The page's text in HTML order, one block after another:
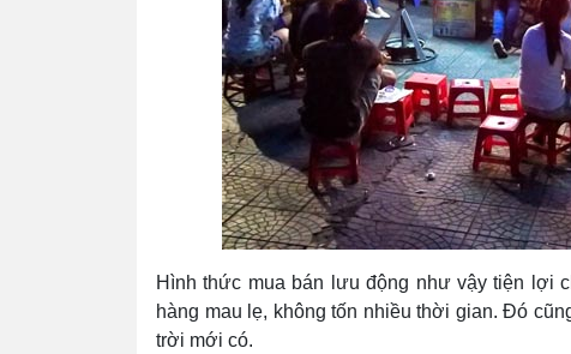
Hình thức mua bán lưu động như vậy tiện lợi
hàng mau lẹ, không tốn nhiều thời gian. Đó
trời mới có.